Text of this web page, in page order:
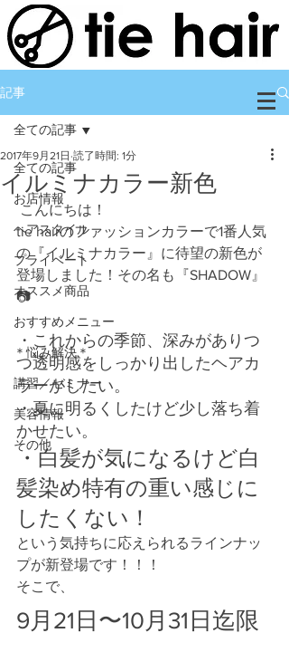
記事
全ての記事
お店情報
ヘアスタイル
プライベート
オススメ商品
おすすめメニュー
＊悩み解決＊
講習／セミナー
美容情報
その他
全ての記事
イルミナカラー新色
2017年9月21日 読了時間: 1分
こんにちは！
tie hairのファッションカラーで1番人気
の『イルミナカラー』に待望の新色が
登場しました！その名も『SHADOW』
📷
・これからの季節、深みがありつ
つ透明感をしっかり出したヘアカ
ラーがしたい。
・夏に明るくしたけど少し落ち着
かせたい。
・白髪が気になるけど白
髪染め特有の重い感じに
したくない！
という気持ちに応えられるラインナッ
プが新登場です！！！
そこで、
9月21日〜10月31日迄限